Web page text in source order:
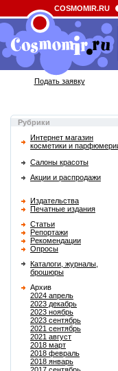
Field 'news_title' doesn't have a
Рубрики
Интернет магазин
косметики и
Салоны красоты
Акции и распродажи
Издательства
Печатные издания
Статьи
Репортажи
Рекомендации
Опросы
Каталоги, журналы,
брошюры
Архив
2024 апрель
2023 декабрь
2023 ноябрь
2023 сентябрь
2021 сентябрь
2021 август
2018 март
2018 февраль
2018 январь
COSMOMIR.RU
Подать заявку